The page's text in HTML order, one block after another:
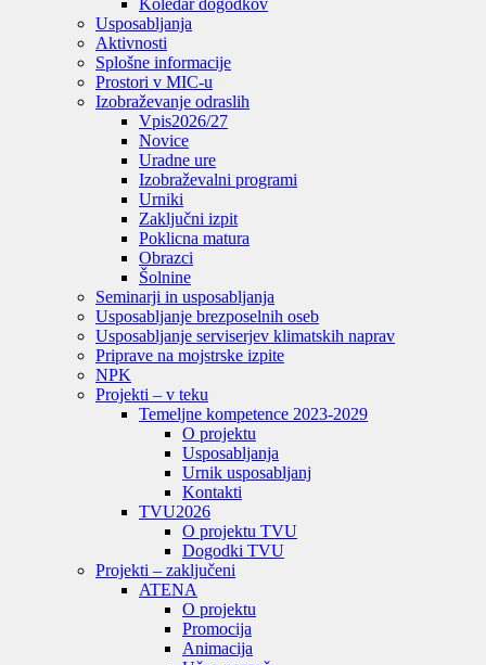
Koledar dogodkov
Usposabljanja
Aktivnosti
Splošne informacije
Prostori v MIC-u
Izobraževanje odraslih
Vpis2026/27
Novice
Uradne ure
Izobraževalni programi
Urniki
Zaključni izpit
Poklicna matura
Obrazci
Šolnine
Seminarji in usposabljanja
Usposabljanje brezposelnih oseb
Usposabljanje serviserjev klimatskih naprav
Priprave na mojstrske izpite
NPK
Projekti – v teku
Temeljne kompetence 2023-2029
O projektu
Usposabljanja
Urnik usposabljanj
Kontakti
TVU2026
O projektu TVU
Dogodki TVU
Projekti – zaključeni
ATENA
O projektu
Promocija
Animacija